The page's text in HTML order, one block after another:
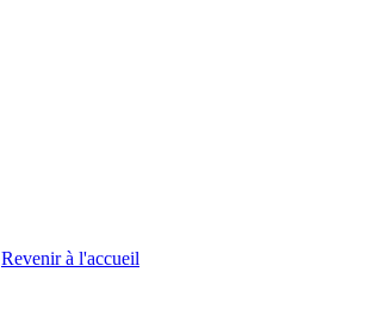
Revenir à l'accueil